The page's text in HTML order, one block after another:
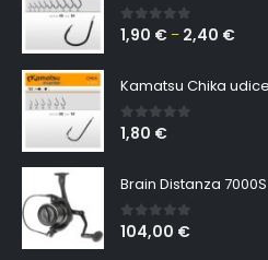
0 out of 5
1,90 € – 2,40 €
Kamatsu Chika udice
0 out of 5
1,80 €
Brain Distanza 7000S
0out of 5
104,00 €